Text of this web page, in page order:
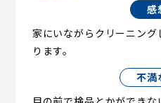
感
家にいながらクリーニン
ります。
不満